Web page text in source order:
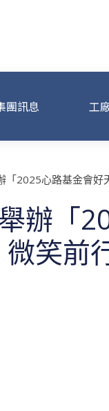
事業
團訊息 工
辦「
笑前